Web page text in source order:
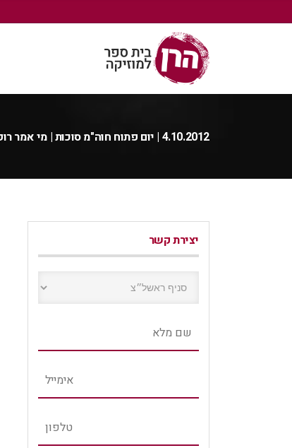
4.10.2012 | יום פתוח חוה"מ סוכות | מי אמר רוק'נ'רול ולא קיבל?!
יצירת קשר